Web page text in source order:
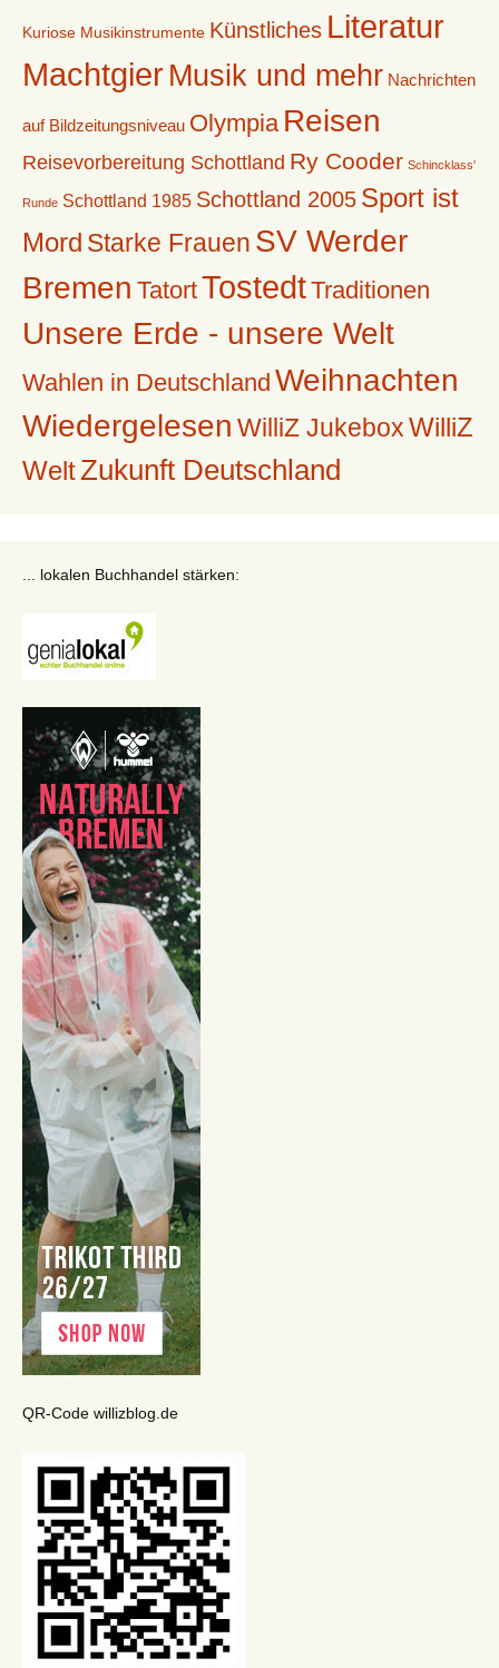
Kuriose Musikinstrumente Künstliches Literatur
MachtgierMusik und mehr Nachrichten
auf Bildzeitungsniveau Olympia Reisen
Reisevorbereitung Schottland Ry Cooder Schincklass'
Runde Schottland 1985 Schottland 2005 Sport ist
Mord Starke Frauen SV Werder
Bremen TatortTostedtTraditionen
Unsere Erde - unsere Welt
Wahlen in Deutschland Weihnachten
Wiedergelesen WilliZ Jukebox WilliZ
WeltZukunft Deutschland
... lokalen Buchhandel stärken:
QR-Code willizblog.de